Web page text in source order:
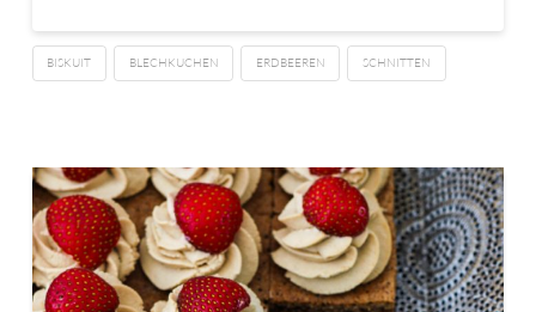
BISKUIT BLECHKUCHEN ERDBEEREN SCHNITTEN